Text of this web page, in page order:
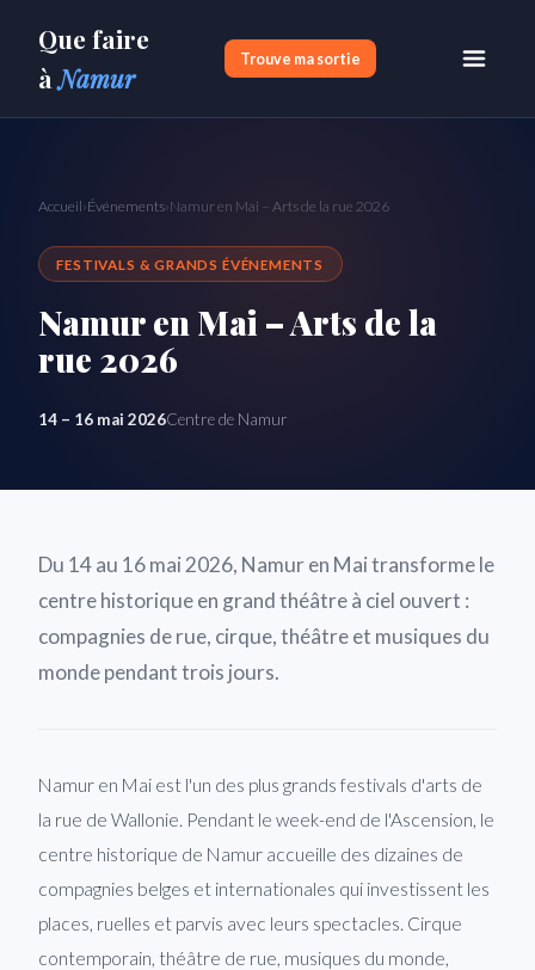
Que faire
àNamur
Trouve ma sortie
Accueil›Événements›Namur en Mai – Arts de la rue 2026
FESTIVALS & GRANDS ÉVÉNEMENTS
Namur en Mai – Arts de la
rue 2026
14 – 16 mai 2026Centre de Namur
Du 14 au 16 mai 2026, Namur en Mai transforme le
centre historique en grand théâtre à ciel ouvert :
compagnies de rue, cirque, théâtre et musiques du
monde pendant trois jours.
Namur en Mai est l'un des plus grands festivals d'arts de
la rue de Wallonie. Pendant le week-end de l'Ascension, le
centre historique de Namur accueille des dizaines de
compagnies belges et internationales qui investissent les
places, ruelles et parvis avec leurs spectacles. Cirque
contemporain, théâtre de rue, musiques du monde,